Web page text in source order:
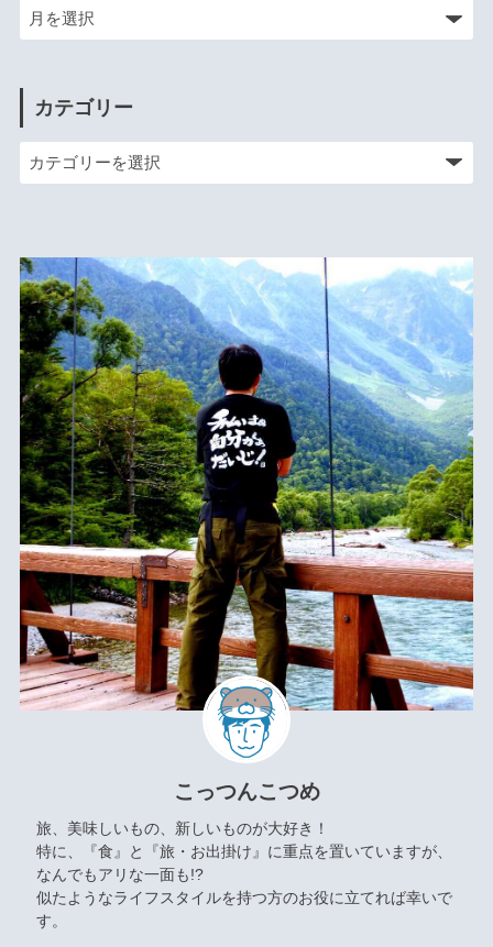
カテゴリー
こっつんこつめ
旅、美味しいもの、新しいものが大好き！
特に、『食』と『旅・お出掛け』に重点を置いていますが、
なんでもアリな一面も!?
似たようなライフスタイルを持つ方のお役に立てれば幸いで
す。